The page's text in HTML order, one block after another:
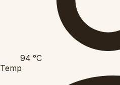
94°C
Temp